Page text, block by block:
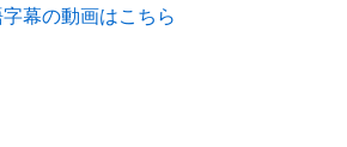
幕の動画はこちら